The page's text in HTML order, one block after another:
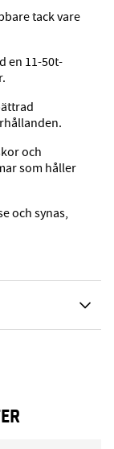
tack vare
en 11-50t-
och
som håller
och synas,